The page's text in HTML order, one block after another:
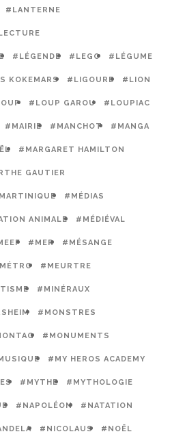
#LANTERNE
#LÉGENDE #LEGO #LÉGUME
KOKEMARS #LIGOURE #LION
#LOUP GAROU #LOUPIAC
#MAIRIE #MANCHOT #MANGA
#MARGARET HAMILTON
GAUTIER
#MÉDIAS
ANIMALE #MÉDIÉVAL
#MER #MÉSANGE
#MEURTRE
#MINÉRAUX
#MONSTRES
#MONUMENTS
#MY HEROS ACADEMY
#MYTHE #MYTHOLOGIE
#NAPOLÉON #NATATION
#NICOLAUS #NOËL